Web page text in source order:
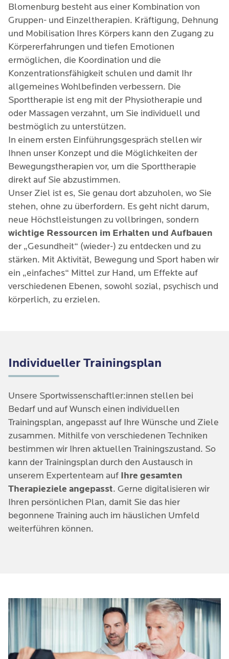
Blomenburg besteht aus einer Kombination von
Gruppen- und Einzeltherapien. Kräftigung, Dehnung
und Mobilisation Ihres Körpers kann den Zugang zu
Körpererfahrungen und tiefen Emotionen
ermöglichen, die Koordination und die
Konzentrationsfähigkeit schulen und damit Ihr
allgemeines Wohlbefinden verbessern. Die
Sporttherapie ist eng mit der Physiotherapie und
oder Massagen verzahnt, um Sie individuell und
bestmöglich zu unterstützen.
In einem ersten Einführungsgespräch stellen wir
Ihnen unser Konzept und die Möglichkeiten der
Bewegungstherapien vor, um die Sporttherapie
direkt auf Sie abzustimmen.
Unser Ziel ist es, Sie genau dort abzuholen, wo Sie
stehen, ohne zu überfordern. Es geht nicht darum,
neue Höchstleistungen zu vollbringen, sondern
wichtige Ressourcen im Erhalten und Aufbauen
der „Gesundheit“ (wieder-) zu entdecken und zu
stärken. Mit Aktivität, Bewegung und Sport haben wir
ein „einfaches“ Mittel zur Hand, um Effekte auf
verschiedenen Ebenen, sowohl sozial, psychisch und
körperlich, zu erzielen.
Individueller Trainingsplan
Unsere Sportwissenschaftler:innen stellen bei
Bedarf und auf Wunsch einen individuellen
Trainingsplan, angepasst auf Ihre Wünsche und Ziele
zusammen. Mithilfe von verschiedenen Techniken
bestimmen wir Ihren aktuellen Trainingszustand. So
kann der Trainingsplan durch den Austausch in
unserem Expertenteam auf Ihre gesamten
Therapieziele angepasst. Gerne digitalisieren wir
Ihren persönlichen Plan, damit Sie das hier
begonnene Training auch im häuslichen Umfeld
weiterführen können.